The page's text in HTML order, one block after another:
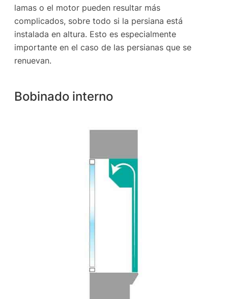
lamas o el motor pueden resultar más
complicados, sobre todo si la persiana está
instalada en altura. Esto es especialmente
importante en el caso de las persianas que se
renuevan.
Bobinado interno